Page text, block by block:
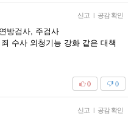
신고 | 공감 확인
방검사, 주검사
수사 외청기능 강화 같은 대책
0
0
신고 | 공감 확인